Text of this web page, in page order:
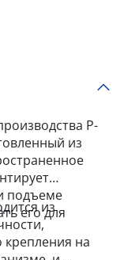
Р-
из
подъеме
его для
из
крепления на